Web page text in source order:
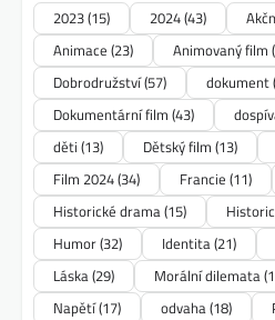
2023(15) 2024(43)
Animace (23) Animovaný film
Dobrodružství(57) dokument
Dokumentární film (43)
děti (13) Dětský film (13)
Film 2024(34) Francie (11)
Historické drama(15)
Humor(32) Identita(21)
Láska(29) Morální dilemata
Napětí(17) odvaha(18)